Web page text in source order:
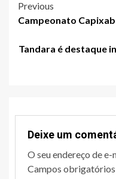
Post
Previous
Campeonato
Tandara é destaque
Deixe um
O seu endereço de
Campos